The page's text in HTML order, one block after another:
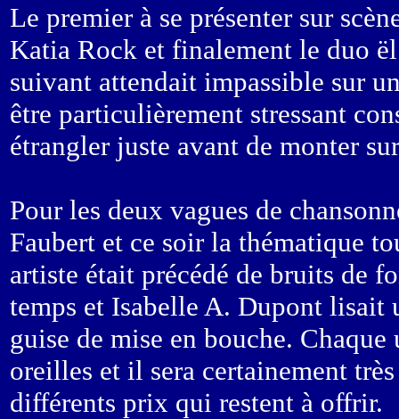
Le premier à se présenter sur
Katia Rock et finalement le duo
suivant attendait impassible sur
être particulièrement stressant
étrangler juste avant de monter
Pour les deux vagues de
Faubert et ce soir la thématique
artiste était précédé de bruits de
temps et Isabelle A. Dupont lisait
guise de mise en bouche.
oreilles et il sera certainement
différents prix qui restent à offrir.